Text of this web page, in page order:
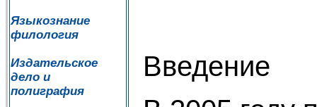
Языкознание
филология
Издательское
дело и
полиграфия
Введение